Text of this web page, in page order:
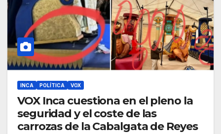
INCA POLÍTICA VOX
VOX Inca cuestiona en el pleno la
seguridad y el coste de las
carrozas de la Cabalgata de Reyes